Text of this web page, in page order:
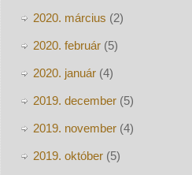
2020. március (2)
2020. február(5)
2020. január(4)
2019. december(5)
2019. november(4)
2019. október(5)